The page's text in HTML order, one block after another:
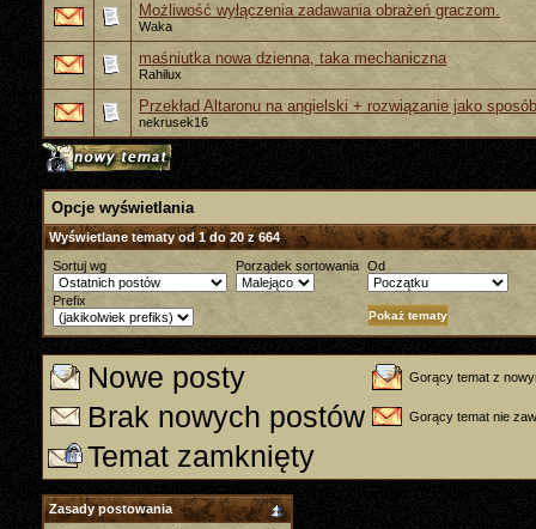
Możliwość wyłączenia zadawania obrażeń graczom.
Waka
maśniutka nowa dzienna, taka mechaniczna
Rahilux
Przekład Altaronu na angielski + rozwiązanie jako
nekrusek16
Opcje wyświetlania
Wyświetlane tematy od 1 do 20 z 664
Sortuj wg
Porządek sortowania Od
Prefix
Nowe posty Gorący temat z
Brak nowych postów Gorący temat nie
Temat zamknięty
Zasady postowania